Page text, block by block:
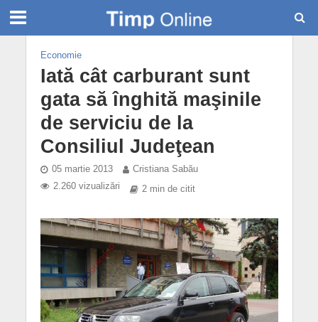
Economie
Iată cât carburant sunt
gata să înghită maşinile
de serviciu de la
Consiliul Judeţean
05 martie 2013
Cristiana Sabău
2.260 vizualizări
2 min de citit